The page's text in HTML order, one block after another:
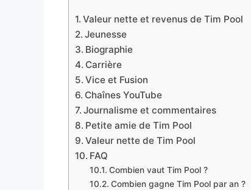
Valeur nette et revenus de Tim Pool
Jeunesse
Biographie
Carrière
Vice et Fusion
Chaînes YouTube
Journalisme et commentaires
Petite amie de Tim Pool
Valeur nette de Tim Pool
FAQ
Combien vaut Tim Pool ?
Combien gagne Tim Pool par an ?